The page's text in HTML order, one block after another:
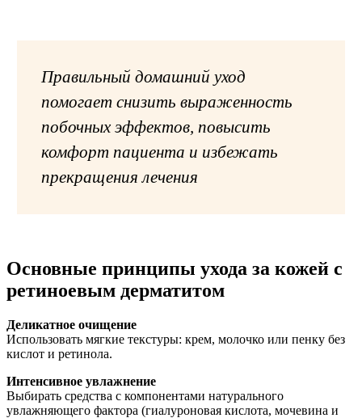
Правильный домашний уход
помогает снизить выраженность
побочных эффектов, повысить
комфорт пациента и избежать
прекращения лечения
Основные принципы ухода за кожей с
ретиноевым дерматитом
Деликатное очищение
Использовать мягкие текстуры: крем, молочко или пенку без
кислот и ретинола.
Интенсивное увлажнение
Выбирать средства с компонентами натурального
увлажняющего фактора (гиалуроновая кислота, мочевина и